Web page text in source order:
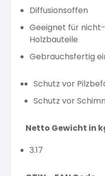
Diffusionsoffen
Geeignet für
Holzbauteile
Gebrauchsfertig
Schutz vor
Schutz vor
Netto Gewicht in
3.17